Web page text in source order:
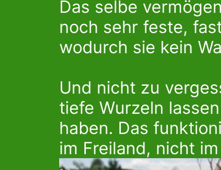
Das selbe
noch sehr feste,
wodurch sie kein
Und nicht zu
tiefe Wurzeln
haben. Das
im Freiland, nicht